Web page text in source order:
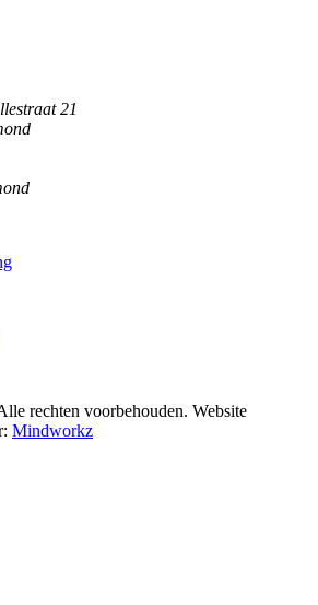
21
rechten voorbehouden. Website
Mindworkz